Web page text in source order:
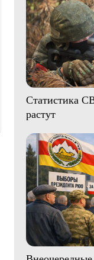
Статистика
растут